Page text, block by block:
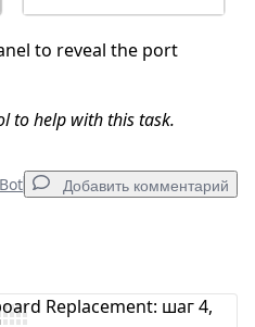
to reveal the port
to help with this task.
Добавить комментарий